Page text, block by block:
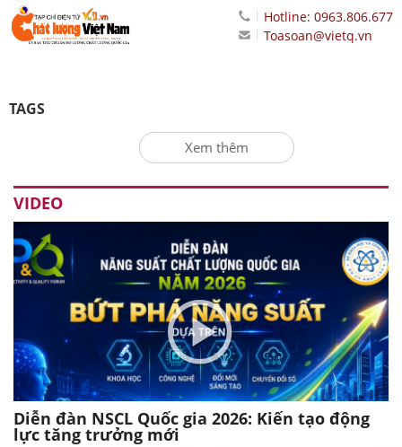
Hotline: 0963.806.677
Toasoan@vietq.vn
TAGS
Xem thêm
VIDEO
Diễn đàn NSCL Quốc gia 2026: Kiến tạo động
lực tăng trưởng mới